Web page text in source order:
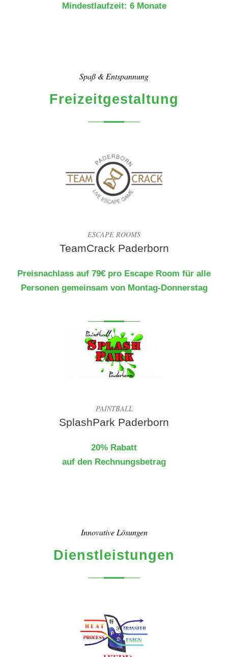
Mindestlaufzeit: 6 Monate
Spaß & Entspannung
Freizeitgestaltung
ESCAPE ROOMS
TeamCrack Paderborn
Preisnachlass auf 79€ pro Escape Room für alle
Personen gemeinsam von Montag-Donnerstag
PAINTBALL
SplashPark Paderborn
20% Rabatt
auf den Rechnungsbetrag
Innovative Lösungen
Dienstleistungen